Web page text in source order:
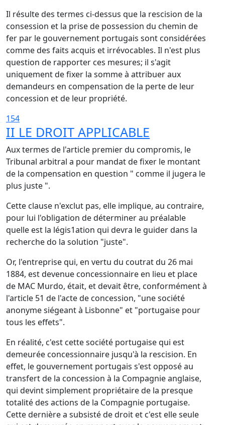
Il résulte des termes ci-dessus que la rescision de la
consession et la prise de possession du chemin de
fer par le gouvernement portugais sont considérées
comme des faits acquis et irrévocables. Il n'est plus
question de rapporter ces mesures; il s'agit
uniquement de fixer la somme à attribuer aux
demandeurs en compensation de la perte de leur
concession et de leur propriété.
154
II LE DROIT APPLICABLE
Aux termes de l'article premier du compromis, le
Tribunal arbitral a pour mandat de fixer le montant
de la compensation en question " comme il jugera le
plus juste ".
Cette clause n'exclut pas, elle implique, au contraire,
pour lui l'obligation de déterminer au préalable
quelle est la légis1ation qui devra le guider dans la
recherche do la solution "juste".
Or, l'entreprise qui, en vertu du coutrat du 26 mai
1884, est devenue concessionnaire en lieu et place
de MAC Murdo, était, et devait être, conformément à
l'article 51 de l'acte de concession, "une société
anonyme siégeant à Lisbonne" et "portugaise pour
tous les effets".
En réalité, c'est cette société portugaise qui est
demeurée concessionnaire jusqu'à la rescision. En
effet, le gouvernement portugais s'est opposé au
transfert de la concession à la Compagnie anglaise,
qui devint simplement propriétaire de la presque
totalité des actions de la Compagnie portugaise.
Cette dernière a subsisté de droit et c'est elle seule